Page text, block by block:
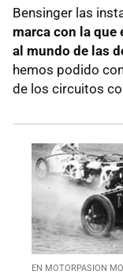
Bensinger las
marca con la
al mundo de las
hemos podido
de los circuitos
EN MOTORPASION